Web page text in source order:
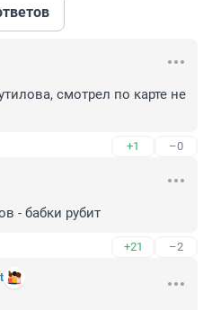
смотрел по карте не
+1 –0
- бабки рубит
+21 –2